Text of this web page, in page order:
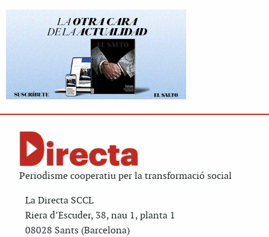
Periodisme cooperatiu per la transformació social
La Directa SCCL
Riera d’Escuder, 38, nau 1, planta 1
08028 Sants (Barcelona)